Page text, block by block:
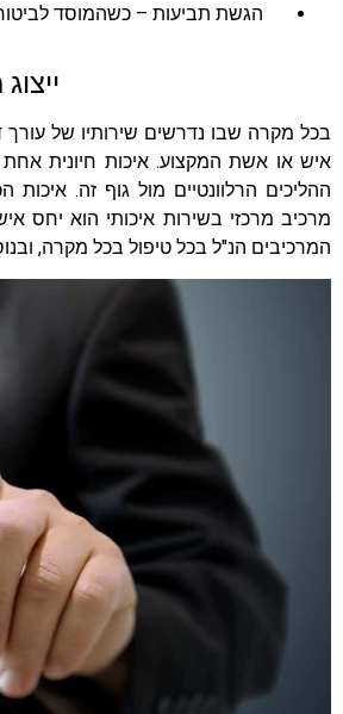
הגשת תביעות – כשהמוסד
בכל מקרה שבו נדרשים שירותיו של
איש או אשת המקצוע. איכות חיונית
ההליכים הרלוונטיים מול גוף זה.
מרכיב מרכזי בשירות איכותי הוא יחס
המרכיבים הנ"ל בכל טיפול בכל מקרה,